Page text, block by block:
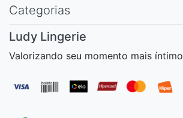
Categorias
Ludy Lingerie
Valorizando seu momento mais íntimo